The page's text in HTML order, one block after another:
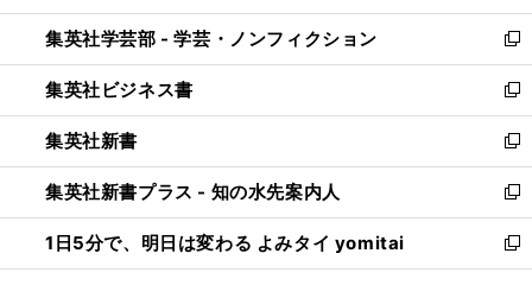
開
く
ウ
で
開
く
ン
ド
ウ
で
開
く
ウ
ィ
ン
ド
ウ
で
開
く
集英社学芸部 - 学芸・ノンフィクション
新
し
い
ウ
ィ
ン
ド
ウ
で
開
集英社ビジネス書
新
し
い
ウ
ィ
ン
ド
ウ
集英社新書
新
し
い
ウ
ィ
ン
集英社新書プラス - 知の水先案内人
新
し
い
ウ
1日5分で、明日は変わる よみタイ yomitai
新
し